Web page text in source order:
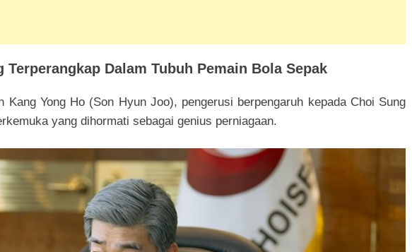
Terperangkap Dalam Tubuh Pemain Bola Sepak
Kang Yong Ho (Son Hyun Joo), pengerusi berpengaruh kepada Choi Sung
yang dihormati sebagai genius perniagaan.